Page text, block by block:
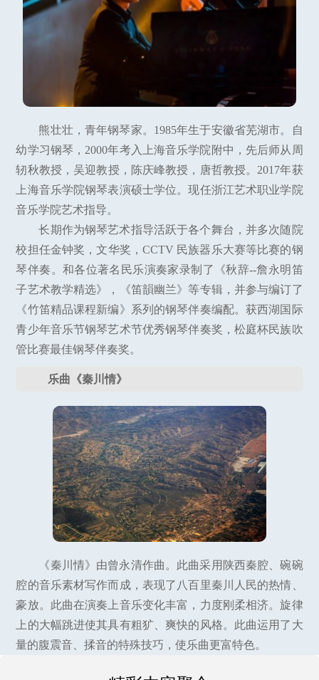
熊壮壮，青年钢琴家。1985年生于安徽省芜湖市。自
幼学习钢琴，2000年考入上海音乐学院附中，先后师从周
轫秋教授，吴迎教授，陈庆峰教授，唐哲教授。2017年获
上海音乐学院钢琴表演硕士学位。现任浙江艺术职业学院
音乐学院艺术指导。
长期作为钢琴艺术指导活跃于各个舞台，并多次随院
校担任金钟奖，文华奖，CCTV 民族器乐大赛等比赛的钢
琴伴奏。和各位著名民乐演奏家录制了《秋辞--詹永明笛
子艺术教学精选》，《笛韻幽兰》等专辑，并参与编订了
《竹笛精品课程新编》系列的钢琴伴奏编配。获西湖国际
青少年音乐节钢琴艺术节优秀钢琴伴奏奖，松庭杯民族吹
管比赛最佳钢琴伴奏奖。
乐曲《秦川情》
《秦川情》由曾永清作曲。此曲采用陕西秦腔、碗碗
腔的音乐素材写作而成，表现了八百里秦川人民的热情、
豪放。此曲在演奏上音乐变化丰富，力度刚柔相济。旋律
上的大幅跳进使其具有粗犷、爽快的风格。此曲运用了大
量的腹震音、揉音的特殊技巧，使乐曲更富特色。